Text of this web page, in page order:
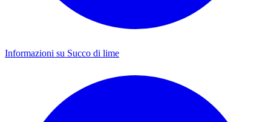
Informazioni su Succo di lime